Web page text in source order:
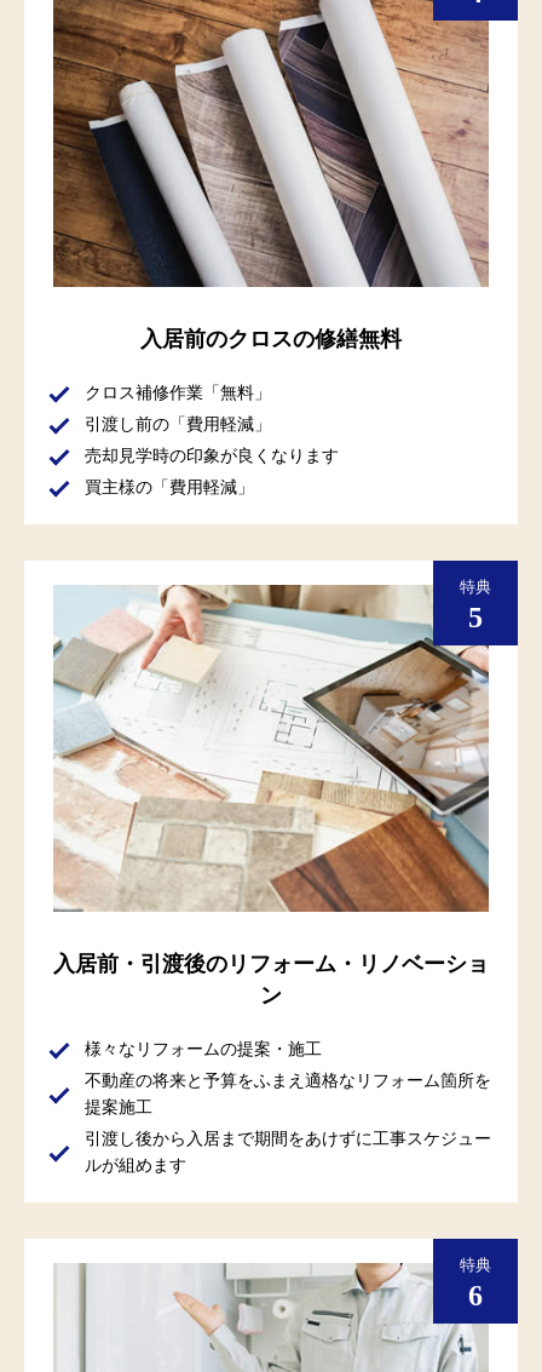
入居前のクロスの修繕無料
クロス補修作業「無料」
引渡し前の「費用軽減」
売却見学時の印象が良くなります
買主様の「費用軽減」
入居前・引渡後のリフォーム・リノベーショ
ン
様々なリフォームの提案・施工
不動産の将来と予算をふまえ適格なリフォーム箇所を
提案施工
引渡し後から入居まで期間をあけずに工事スケジュー
ルが組めます